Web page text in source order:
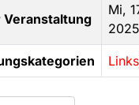
Veranstaltung
Mi,
2025